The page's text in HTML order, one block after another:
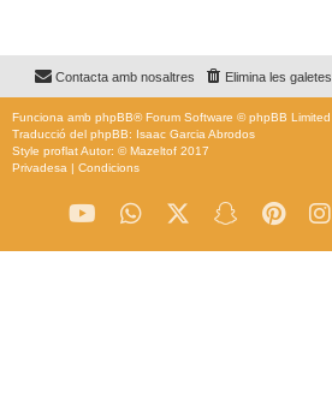
Elimina les galetes
Contacta amb nosaltres
Funciona amb phpBB® Forum Software © phpBB Limited
Traducció del phpBB: Isaac Garcia Abrodos
Style proflatAutor: ©Mazeltof 2017
Privadesa | Condicions